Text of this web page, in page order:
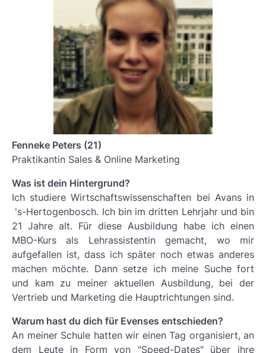
Fenneke Peters (21)
Praktikantin Sales & Online Marketing
Was ist dein Hintergrund?
Ich studiere Wirtschaftswissenschaften bei Avans in
's-Hertogenbosch. Ich bin im dritten Lehrjahr und bin
21 Jahre alt. Für diese Ausbildung habe ich einen
MBO-Kurs als Lehrassistentin gemacht, wo mir
aufgefallen ist, dass ich später noch etwas anderes
machen möchte. Dann setze ich meine Suche fort
und kam zu meiner aktuellen Ausbildung, bei der
Vertrieb und Marketing die Hauptrichtungen sind.
Warum hast du dich für Evenses entschieden?
An meiner Schule hatten wir einen Tag organisiert, an
dem Leute in Form von "Speed-Dates" über ihre